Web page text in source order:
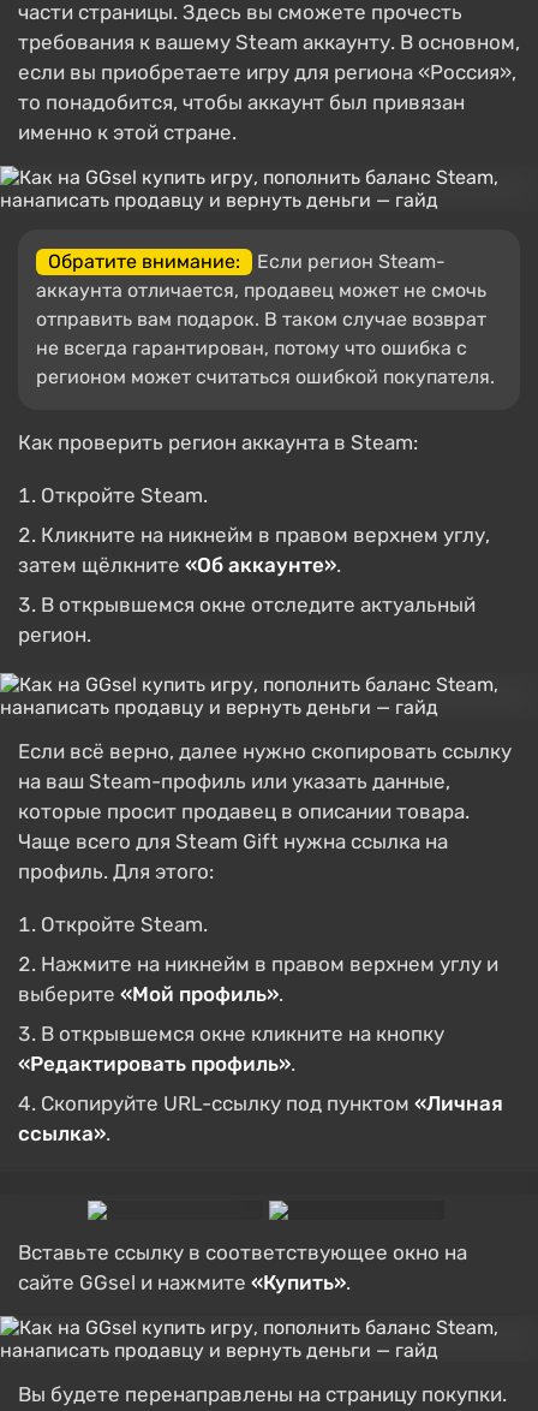
части страницы. Здесь вы сможете прочесть
требования к вашему Steam аккаунту. В основном,
если вы приобретаете игру для региона «Россия»,
то понадобится, чтобы аккаунт был привязан
именно к этой стране.
Обратите внимание:
Если регион Steam-
аккаунта отличается, продавец может не смочь
отправить вам подарок. В таком случае возврат
не всегда гарантирован, потому что ошибка с
регионом может считаться ошибкой покупателя.
Как проверить регион аккаунта в Steam:
Откройте Steam.
Кликните на никнейм в правом верхнем углу,
затем щёлкните «Об аккаунте».
В открывшемся окне отследите актуальный
регион.
Если всё верно, далее нужно скопировать ссылку
на ваш Steam-профиль или указать данные,
которые просит продавец в описании товара.
Чаще всего для Steam Gift нужна ссылка на
профиль. Для этого:
Откройте Steam.
Нажмите на никнейм в правом верхнем углу и
выберите «Мой профиль».
В открывшемся окне кликните на кнопку
«Редактировать профиль».
Скопируйте URL-ссылку под пунктом «Личная
ссылка».
Вставьте ссылку в соответствующее окно на
сайте GGsel и нажмите «Купить».
Вы будете перенаправлены на страницу покупки.